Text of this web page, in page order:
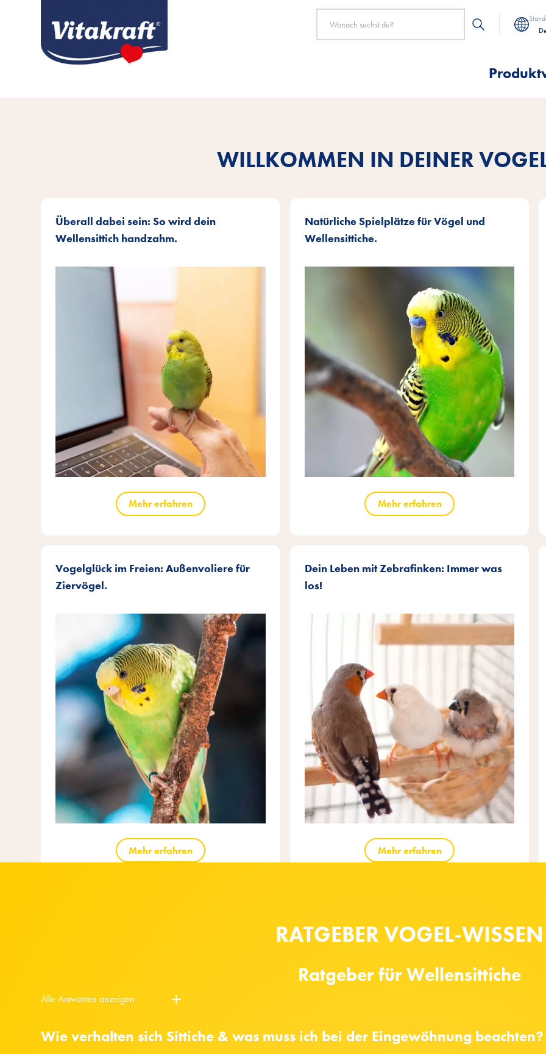
WILLKOMMEN IN DEINER
Überall dabei sein: So wird dein
Wellensittich handzahm.
Mehr erfahren
Natürliche Spielplätze für Vögel und
Wellensittiche.
Mehr erfahren
Vogelglück im Freien: Außenvoliere für
Ziervögel.
Mehr erfahren
Dein Leben mit Zebrafinken: Immer was
los!
Mehr erfahren
RATGEBER VOGEL-WISSEN
Ratgeber für Wellensittiche
Alle Antworten anzeigen
Wie verhalten sich Sittiche & was muss ich bei der Eingewöhnung beachten?